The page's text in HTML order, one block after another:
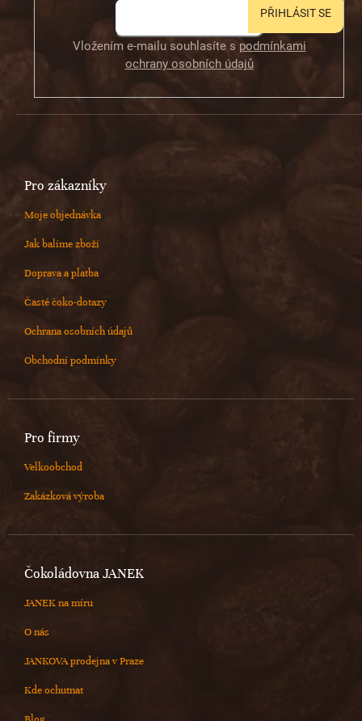
Vložením e-mailu souhlasíte s podmínkami
ochrany osobních údajů
PŘIHLÁSIT SE
Pro zákazníky
Moje objednávka
Jak balíme zboží
Doprava a platba
Časté čoko-dotazy
Ochrana osobních údajů
Obchodní podmínky
Pro firmy
Velkoobchod
Zakázková výroba
Čokoládovna JANEK
JANEK na míru
O nás
JANKOVA prodejna v Praze
Kde ochutnat